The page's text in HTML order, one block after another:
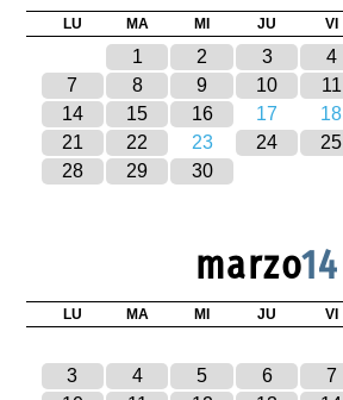
LU MA MI JU VI
1 2 3 4
7
8 9 10 11
14
15 16 17 18
21
22 23 24 25
28
29 30
marzo14
LU MA MI JU VI
3
4 5 6 7